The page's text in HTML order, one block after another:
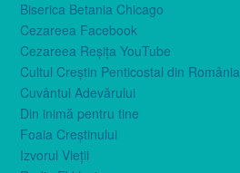
Biserica Betania Chicago
Cezareea Facebook
Cezareea Reşiţa YouTube
Cultul Creştin Penticostal din România
Cuvântul Adevărului
Din inimă pentru tine
Foaia Creştinului
Izvorul Vieţii